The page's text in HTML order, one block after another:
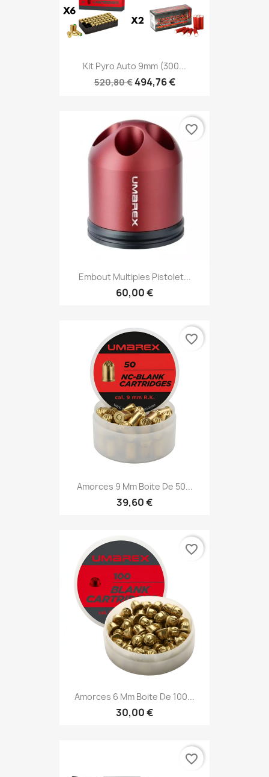
Kit Pyro Auto 9mm (300...
520,80 €494,76 €
Embout Multiples Pistolet...
60,00 €
favorite_border
Amorces 9 Mm Boite De 50...
39,60 €
favorite_border
Amorces 6 Mm Boite De 100...
30,00 €
favorite_border
favorite_border